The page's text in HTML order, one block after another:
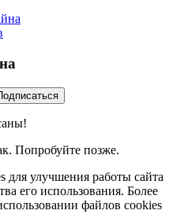
Попробуйте позже.
улучшения работы сайта
его использования. Более
файлов cookies